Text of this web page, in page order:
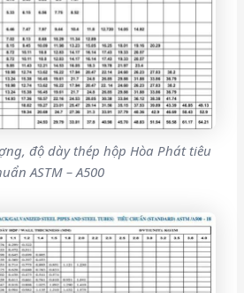
độ dày thép hộp Hòa Phát tiêu
ASTM – A500